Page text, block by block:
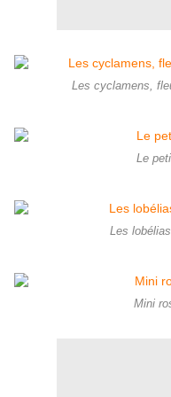
Les cyclamens,
Le
Les
Mini